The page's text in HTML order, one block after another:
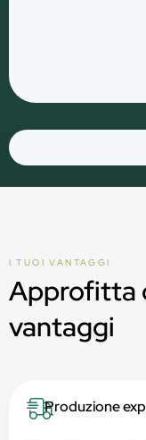
I TUOI VANTAGGI
Approfitta
vantaggi
Produzione